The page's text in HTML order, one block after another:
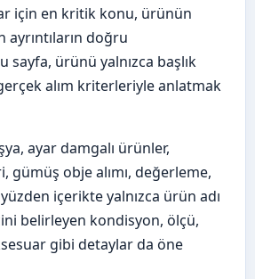
için en kritik konu, ürünün
doğru
sayfa, ürünü yalnızca başlık
alım kriterleriyle anlatmak
ayar damgalı ürünler,
gümüş obje alımı, değerleme,
içerikte yalnızca ürün adı
belirleyen kondisyon, ölçü,
gibi detaylar da öne